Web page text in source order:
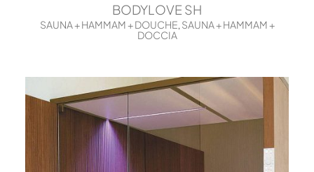
BODYLOVE SH
SAUNA + HAMMAM + DOUCHE, SAUNA + HAMMAM +
DOCCIA